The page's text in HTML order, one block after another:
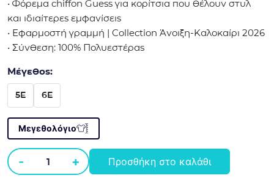
• Φόρεμα chiffon Guess για κορίτσια που θέλουν στυλ
και ιδιαίτερες εμφανίσεις
• Εφαρμοστή γραμμή | Collection Άνοιξη-Καλοκαίρι 2026
• Σύνθεση: 100% Πολυεστέρας
Μέγεθος:
5E 6E
Μεγεθολόγιο
-
Φόρεμα
+ Προσθήκη στο καλάθι